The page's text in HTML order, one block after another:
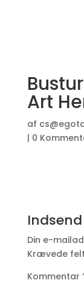
Art
af
| 0
Din e-
Krævede
Kommentar